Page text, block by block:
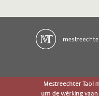
Mestreechter Taol
um de wèrking